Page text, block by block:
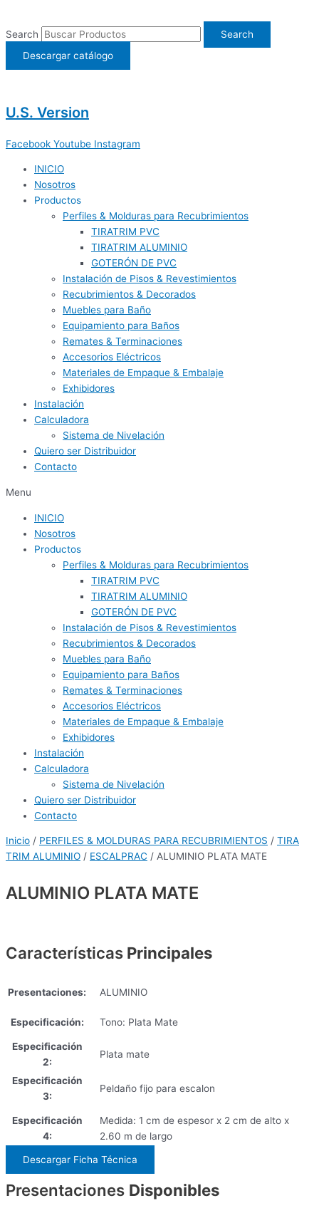
contenido
Search
Search
Descargar catálogo
U.S. Version
Facebook Youtube Instagram
INICIO
Nosotros
Productos
Perfiles & Molduras para Recubrimientos
TIRATRIM PVC
TIRATRIM ALUMINIO
GOTERÓN DE PVC
Instalación de Pisos & Revestimientos
Recubrimientos & Decorados
Muebles para Baño
Equipamiento para Baños
Remates & Terminaciones
Accesorios Eléctricos
Materiales de Empaque & Embalaje
Exhibidores
Instalación
Calculadora
Sistema de Nivelación
Quiero ser Distribuidor
Contacto
Menu
INICIO
Nosotros
Productos
Perfiles & Molduras para Recubrimientos
TIRATRIM PVC
TIRATRIM ALUMINIO
GOTERÓN DE PVC
Instalación de Pisos & Revestimientos
Recubrimientos & Decorados
Muebles para Baño
Equipamiento para Baños
Remates & Terminaciones
Accesorios Eléctricos
Materiales de Empaque & Embalaje
Exhibidores
Instalación
Calculadora
Sistema de Nivelación
Quiero ser Distribuidor
Contacto
Inicio / PERFILES & MOLDURAS PARA RECUBRIMIENTOS / TIRA
TRIM ALUMINIO / ESCALPRAC / ALUMINIO PLATA MATE
ALUMINIO PLATA MATE
Características Principales
Presentaciones: ALUMINIO
Especificación: Tono: Plata Mate
Especificación
2:
Plata mate
Especificación
3:
Peldaño fijo para escalon
Especificación
4:
Medida: 1 cm de espesor x 2 cm de alto x
2.60 m de largo
Descargar Ficha Técnica
Presentaciones Disponibles